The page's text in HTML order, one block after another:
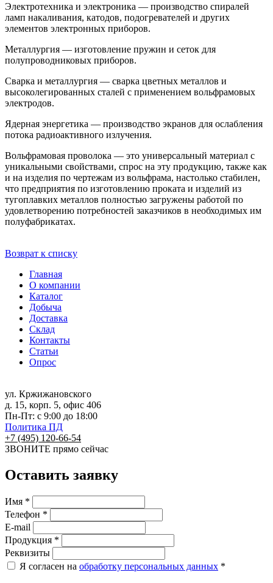
Электротехника и электроника — производство спиралей
ламп накаливания, катодов, подогревателей и других
элементов электронных приборов.
Металлургия — изготовление пружин и сеток для
полупроводниковых приборов.
Сварка и металлургия — сварка цветных металлов и
высоколегированных сталей с применением вольфрамовых
электродов.
Ядерная энергетика — производство экранов для ослабления
потока радиоактивного излучения.
Вольфрамовая проволока — это универсальный материал с
уникальными свойствами, спрос на эту продукцию, также как
и на изделия по чертежам из вольфрама, настолько стабилен,
что предприятия по изготовлению проката и изделий из
тугоплавких металлов полностью загружены работой по
удовлетворению потребностей заказчиков в необходимых им
полуфабрикатах.
Возврат к списку
Главная
О компании
Каталог
Добыча
Доставка
Склад
Контакты
Статьи
Опрос
ул. Кржижановского
д. 15, корп. 5, офис 406
Пн-Пт: с 9:00 до 18:00
Политика ПД
+7 (495) 120-66-54
ЗВОНИТЕ прямо сейчас
Оставить заявку
Имя *
Телефон *
E-mail
Продукция *
Реквизиты
Я согласен на обработку персональных данных *